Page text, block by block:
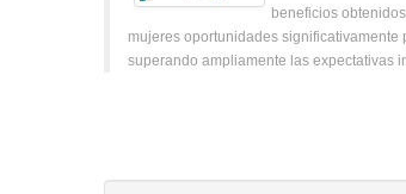
beneficios
mujeres oportunidades significativamente
superando ampliamente las expectativas